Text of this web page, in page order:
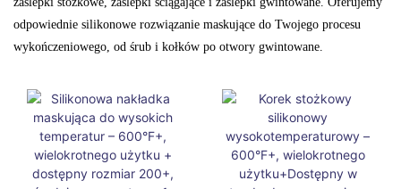
odpowiednie silikonowe rozwiązanie maskujące do Twojego procesu
wykończeniowego, od śrub i kołków po otwory gwintowane.